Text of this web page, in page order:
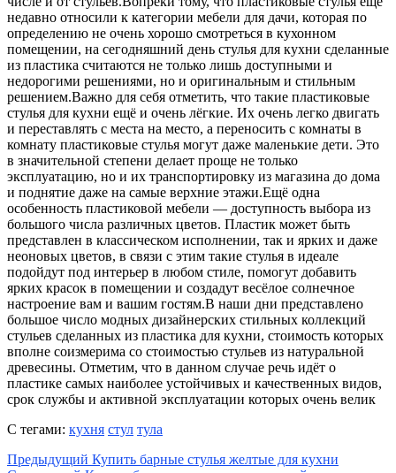
недавно относили к категории мебели для дачи, которая по
определению не очень хорошо смотреться в кухонном
помещении, на сегодняшний день стулья для кухни сделанные
из пластика считаются не только лишь доступными и
недорогими решениями, но и оригинальным и стильным
решением.Важно для себя отметить, что такие пластиковые
стулья для кухни ещё и очень лёгкие. Их очень легко двигать
и переставлять с места на место, а переносить с комнаты в
комнату пластиковые стулья могут даже маленькие дети. Это
в значительной степени делает проще не только
эксплуатацию, но и их транспортировку из магазина до дома
и поднятие даже на самые верхние этажи.Ещё одна
особенность пластиковой мебели — доступность выбора из
большого числа различных цветов. Пластик может быть
представлен в классическом исполнении, так и ярких и даже
неоновых цветов, в связи с этим такие стулья в идеале
подойдут под интерьер в любом стиле, помогут добавить
ярких красок в помещении и создадут весёлое солнечное
настроение вам и вашим гостям.В наши дни представлено
большое число модных дизайнерских стильных коллекций
стульев сделанных из пластика для кухни, стоимость которых
вполне соизмерима со стоимостью стульев из натуральной
древесины. Отметим, что в данном случае речь идёт о
пластике самых наиболее устойчивых и качественных видов,
срок службы и активной эксплуатации которых очень велик
С тегами: кухня стул тула
Предыдущий Купить барные стулья желтые для кухни